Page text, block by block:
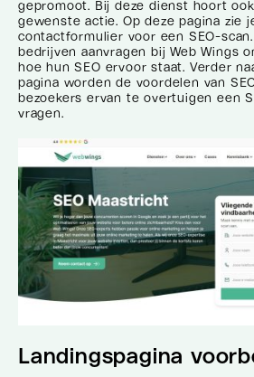
gepromoot. Bij deze dienst hoort
gewenste actie. Op deze pagina zie
contactformulier voor een SEO-
bedrijven aanvragen bij Web Wings
hoe hun SEO ervoor staat. Verder
pagina worden de voordelen van
bezoekers ervan te overtuigen een
vragen.
Landingspagina